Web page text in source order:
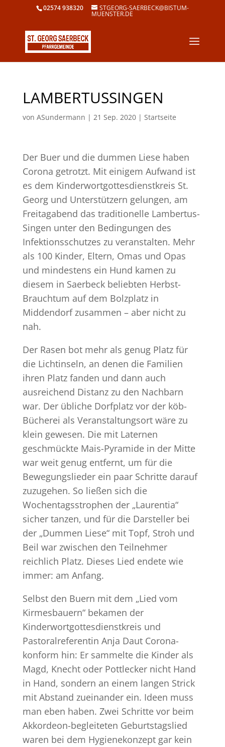
02574 938320 STGEORG-SAERBECK@BISTUM-
MUENSTER.DE
LAMBERTUSSINGEN
von ASundermann | 21 Sep. 2020| Startseite
Der Buer und die dummen Liese haben
Corona getrotzt. Mit einigem Aufwand ist
es dem Kinderwortgottesdienstkreis St.
Georg und Unterstützern gelungen, am
Freitagabend das traditionelle Lambertus-
Singen unter den Bedingungen des
Infektionsschutzes zu veranstalten. Mehr
als 100 Kinder, Eltern, Omas und Opas
und mindestens ein Hund kamen zu
diesem in Saerbeck beliebten Herbst-
Brauchtum auf dem Bolzplatz in
Middendorf zusammen – aber nicht zu
nah.
Der Rasen bot mehr als genug Platz für
die Lichtinseln, an denen die Familien
ihren Platz fanden und dann auch
ausreichend Distanz zu den Nachbarn
war. Der übliche Dorfplatz vor der köb-
Bücherei als Veranstaltungsort wäre zu
klein gewesen. Die mit Laternen
geschmückte Mais-Pyramide in der Mitte
war weit genug entfernt, um für die
Bewegungslieder ein paar Schritte darauf
zuzugehen. So ließen sich die
Wochentagsstrophen der „Laurentia“
sicher tanzen, und für die Darsteller bei
der „Dummen Liese“ mit Topf, Stroh und
Beil war zwischen den Teilnehmer
reichlich Platz. Dieses Lied endete wie
immer: am Anfang.
Selbst den Buern mit dem „Lied vom
Kirmesbauern“ bekamen der
Kinderwortgottesdienstkreis und
Pastoralreferentin Anja Daut Corona-
konform hin: Er sammelte die Kinder als
Magd, Knecht oder Pottlecker nicht Hand
in Hand, sondern an einem langen Strick
mit Abstand zueinander ein. Ideen muss
man eben haben. Zwei Schritte vor beim
Akkordeon-begleiteten Geburtstagslied
waren bei dem Hygienekonzept gar kein